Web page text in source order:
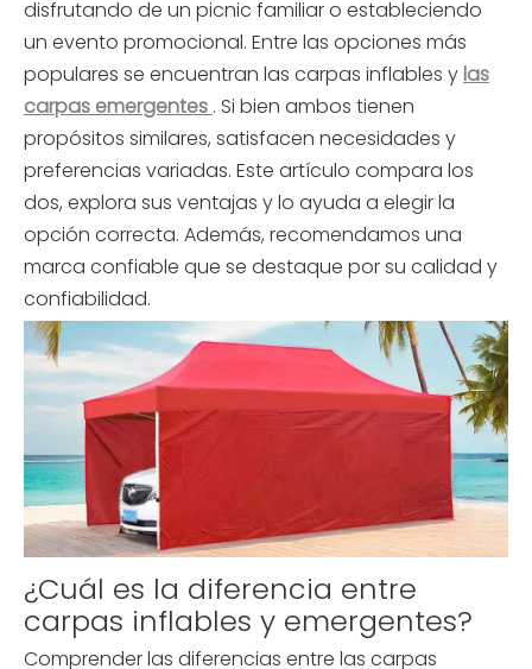
disfrutando de un picnic familiar o estableciendo
un evento promocional. Entre las opciones más
populares se encuentran las carpas inflables y las
carpas emergentes . Si bien ambos tienen
propósitos similares, satisfacen necesidades y
preferencias variadas. Este artículo compara los
dos, explora sus ventajas y lo ayuda a elegir la
opción correcta. Además, recomendamos una
marca confiable que se destaque por su calidad y
confiabilidad.
¿Cuál es la diferencia entre
carpas inflables y emergentes?
Comprender las diferencias entre las carpas